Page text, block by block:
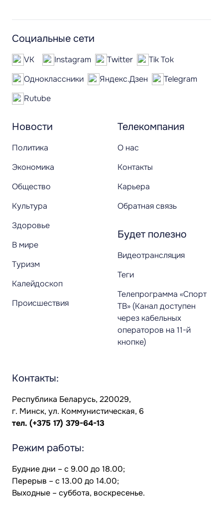
Новости
Политика
Экономика
Общество
Культура
Здоровье
В мире
Туризм
Калейдоскоп
Происшествия
Телекомпания
О нас
Контакты
Карьера
Обратная связь
Будет полезно
Видеотрансляция
Теги
Телепрограмма «Спорт
ТВ» (Канал доступен
через кабельных
операторов на 11-й
кнопке)
Социальные сети
VK Instagram Twitter
Tik Tok
Одноклассники
Яндекс.Дзен
Telegram
Rutube
Контакты:
Республика Беларусь, 220029,
г. Минск, ул. Коммунистическая, 6
тел. (+375 17) 379-64-13
Режим работы:
Будние дни – с 9.00 до 18.00;
Перерыв – с 13.00 до 14.00;
Выходные – суббота, воскресенье.